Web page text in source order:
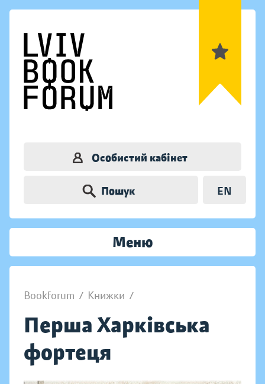
Особистий кабінет
Пошук EN
Меню
Bookforum / Книжки /
Перша Харківська
фортеця